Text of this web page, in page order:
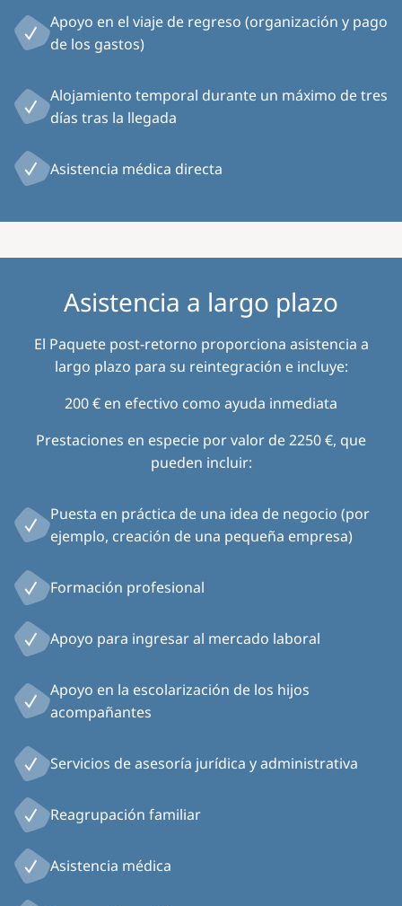
Apoyo en el viaje de regreso (organización y pago
de los gastos)
Alojamiento temporal durante un máximo de tres
días tras la llegada
Asistencia médica directa
Asistencia a largo plazo
El Paquete post-retorno proporciona asistencia a
largo plazo para su reintegración e incluye:
200 € en efectivo como ayuda inmediata
Prestaciones en especie por valor de 2250 €, que
pueden incluir:
Puesta en práctica de una idea de negocio (por
ejemplo, creación de una pequeña empresa)
Formación profesional
Apoyo para ingresar al mercado laboral
Apoyo en la escolarización de los hijos
acompañantes
Servicios de asesoría jurídica y administrativa
Reagrupación familiar
Asistencia médica